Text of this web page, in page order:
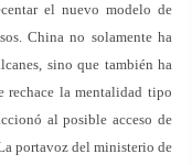
el nuevo modelo de
China no solamente ha
sino que también ha
rechace la mentalidad tipo
al posible acceso de
portavoz del ministerio de